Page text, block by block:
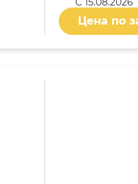
Цена по